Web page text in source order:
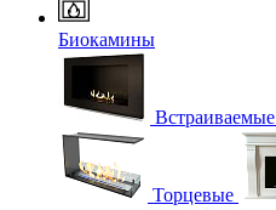
Биокамины
Встраиваемые
Торцевые